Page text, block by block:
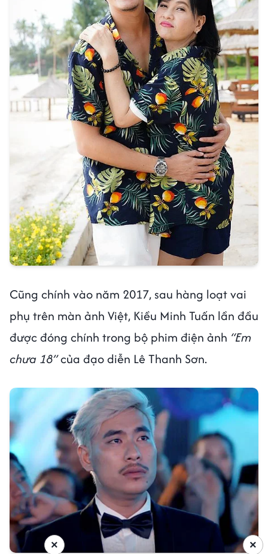
Cũng chính vào năm 2017, sau hàng loạt vai
phụ trên màn ảnh Việt, Kiều Minh Tuấn lần đầu
được đóng chính trong bộ phim điện ảnh “Em
chưa 18”của đạo diễn Lê Thanh Sơn.
×
×